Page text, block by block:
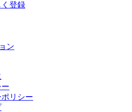
登録
ン
リシー